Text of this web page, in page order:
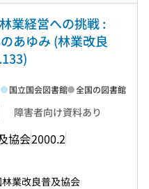
業経営への挑戦 :
あゆみ (林業改良
障害者向け資料あり
協会2000.2
国立国会図書館 全国の図書館
業改良普及協会